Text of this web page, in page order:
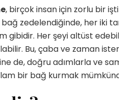
İnşa
Etme
için
, birçok insan için zorlu bir
zedelendiğinde, her iki
gibidir. Her şeyi altüst
Bu, çaba ve zaman
de, doğru adımlarla ve
bir bağ kurmak